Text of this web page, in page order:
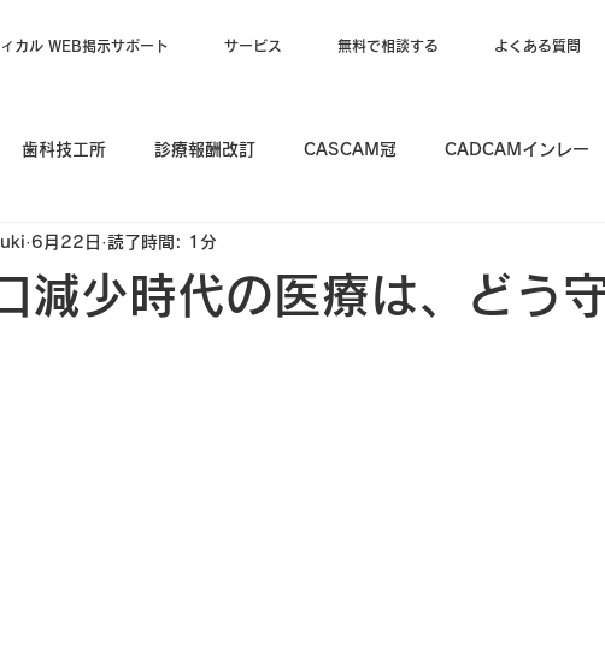
カル WEB掲示サポート サービス 無料で相談する よくある質問
歯科技工所 診療報酬改訂 CASCAM冠 CADCAMインレー
減少時代の医療は、どう
6月22日 読了時間: 1分